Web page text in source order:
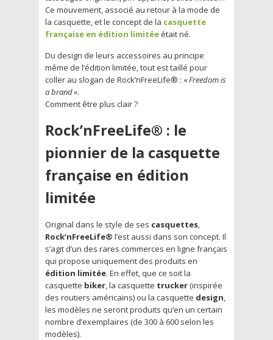
Ce mouvement, associé au retour à la mode de
la casquette, et le concept de la casquette
française en édition limitéeétait né.
Du design de leurs accessoires au principe
même de l’édition limitée, tout est taillé pour
coller au slogan de Rock’nFreeLife® : «Freedom is
a brand ».
Comment être plus clair ?
Rock’nFreeLife® : le
pionnier de la casquette
française en édition
limitée
Original dans le style de ses casquettes,
Rock’nFreeLife® l’est aussi dans son concept. Il
s’agit d’un des rares commerces en ligne français
qui propose uniquement des produits en
édition limitée. En effet, que ce soit la
casquette biker, la casquette trucker(inspirée
des routiers américains) ou la casquette design,
les modèles ne seront produits qu’en un certain
nombre d’exemplaires (de 300 à 600 selon les
modèles).